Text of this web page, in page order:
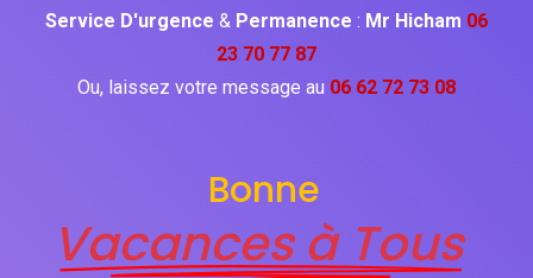
Service D'urgence & Permanence : Mr Hicham 06
23 70 77 87
Ou, laissez votre message au 06 62 72 73 08
Bonne
Vacances à Tous